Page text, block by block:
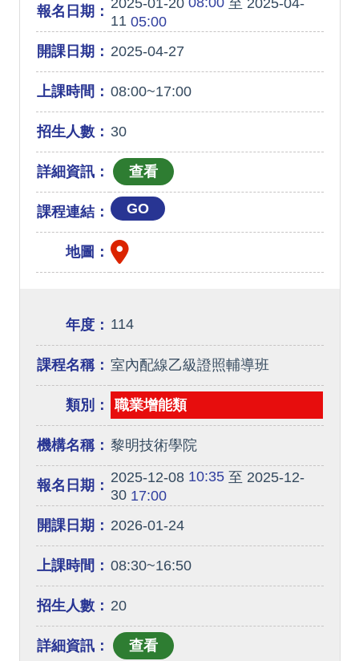
報名日期： 2025-01-20
至 2025-04-
1105:00
開課日期： 2025-04-27
上課時間： 08:00~17:00
招生人數： 30
詳細資訊：
課程連結： GO
地圖：
年度： 114
課程名稱： 室內配線乙級證照輔導班
類別： 職業增能類
機構名稱： 黎明技術學院
報名日期： 2025-12-0810:35至 2025-12-
3017:00
開課日期： 2026-01-24
上課時間： 08:30~16:50
招生人數： 20
詳細資訊：